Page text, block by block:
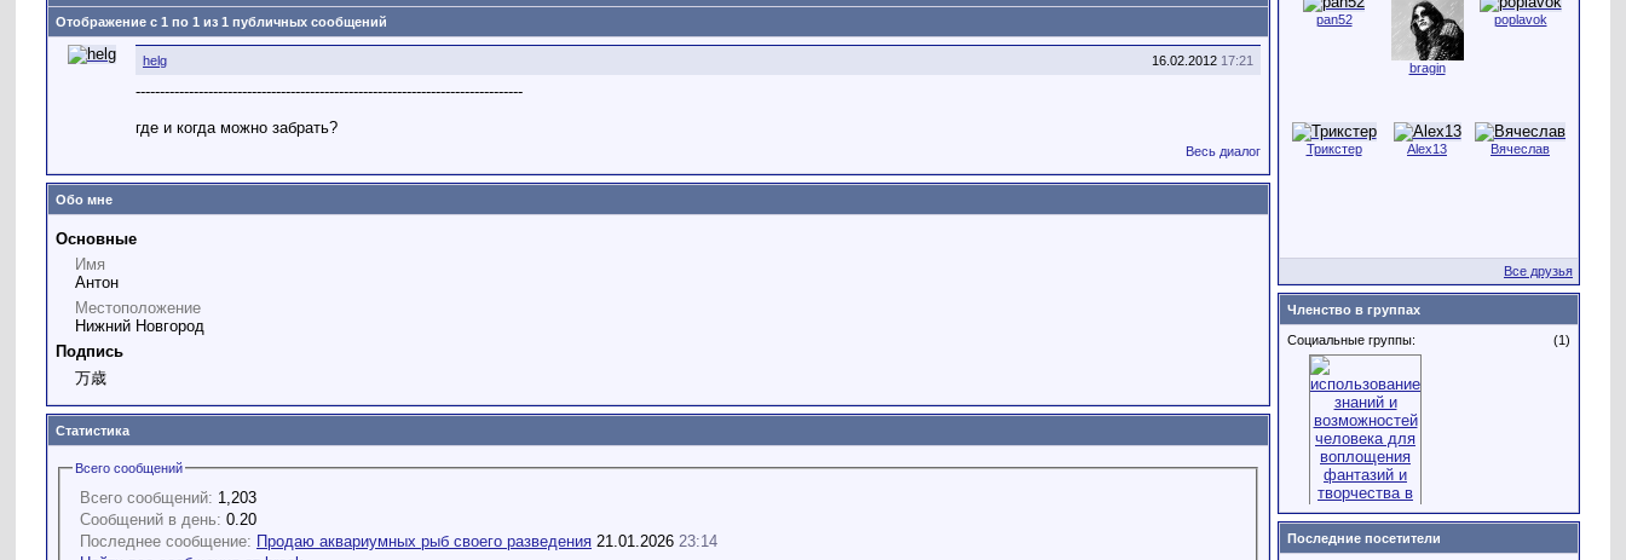
Отображение с 1 по 1 из 1 публичных сообщений
16.02.2012 17:21
helg
--------------------------------------------------------------------------------
где и когда можно забрать?
Весь диалог
Обо мне
Основные
Имя
Антон
Местоположение
Нижний Новгород
Подпись
万歳
Статистика
Всего сообщений
Всего сообщений: 1,203
Сообщений в день: 0.20
Последнее сообщение: Продаю аквариумных рыб своего разведения 21.01.2026 23:14
pan52
bragin
poplavok
Трикстер Alex13 Вячеслав
Все друзья
Членство в группах
(1)
Социальные группы:
Последние посетители